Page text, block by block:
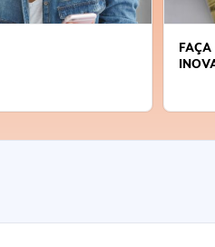
SEJA SUSTENTÁVEL, SEJA